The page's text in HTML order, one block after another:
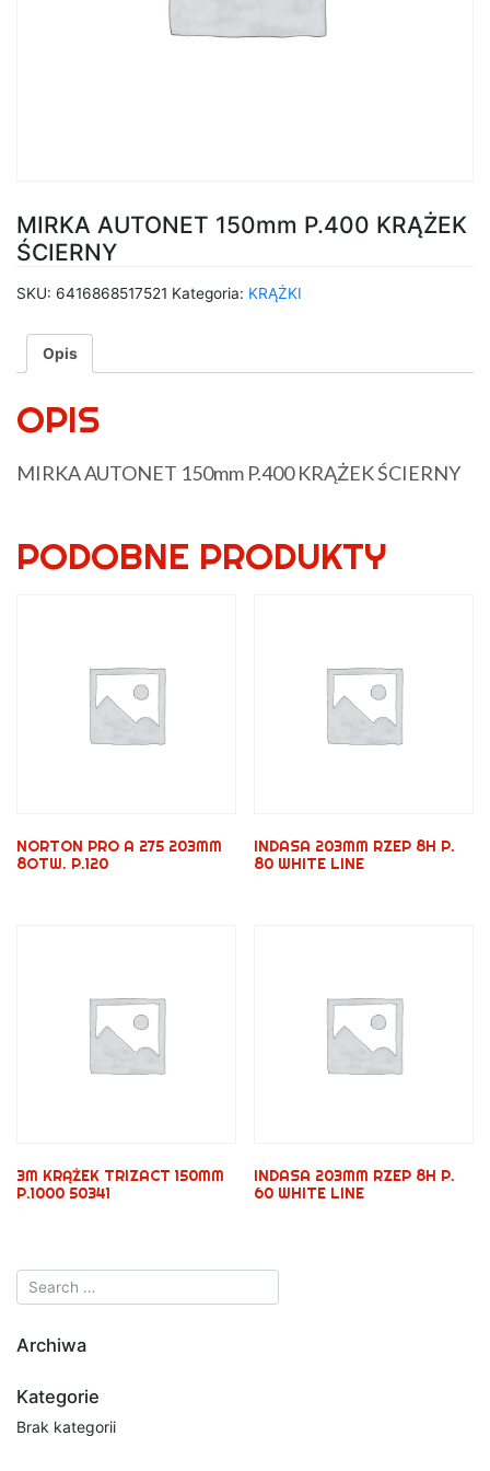
MIRKA AUTONET 150mm P.400 KRĄŻEK
ŚCIERNY
SKU: 6416868517521 Kategoria: KRĄŻKI
Opis
OPIS
MIRKA AUTONET 150mm P.400 KRĄŻEK ŚCIERNY
PODOBNE PRODUKTY
NORTON PRO A 275 203MM
8OTW. P.120
INDASA 203MM RZEP 8H P.
80 WHITE LINE
3M KRĄŻEK TRIZACT 150MM
P.1000 50341
INDASA 203MM RZEP 8H P.
60 WHITE LINE
Archiwa
Kategorie
Brak kategorii